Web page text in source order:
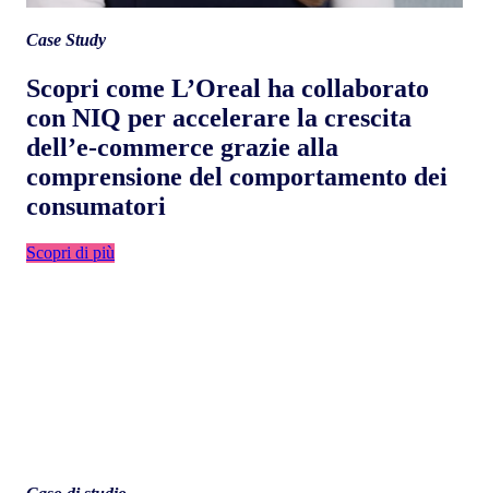
Case Study
Scopri come L’Oreal ha collaborato
con NIQ per accelerare la crescita
dell’e-commerce grazie alla
comprensione del comportamento dei
consumatori
Scopri di più